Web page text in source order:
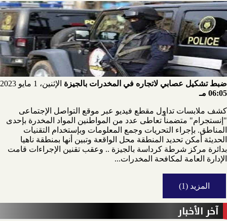
ضبط تشكيل عصابي لاتجاره في المخدرات بالجيزة الإثنين، 1 مايو 2023
06:05 مـ
كشف ملابسات تداول مقطع فيديو عبر موقع التواصل الإجتماعى
"إنستجرام" متضمناً تعاطى عدد من المواطنين المواد المخدرة بإحدى
المناطق. بإجراء التحريات وجمع المعلومات وبإستخدام التقنيات
الحديثة أمكن تحديد المنطقة محل الواقعة وتبين أنها بمنطقة ناهيا
بدائرة مركز شرطة كرداسة بالجيزة .. وعقب تقنين الإجراءات قامت
الإدارة العامة لمكافحة المخدرات...
المزيد (1)
آخر الأخبار